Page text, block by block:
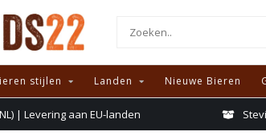
stijlen Landen Nieuwe Bieren
| Levering aan EU-landen